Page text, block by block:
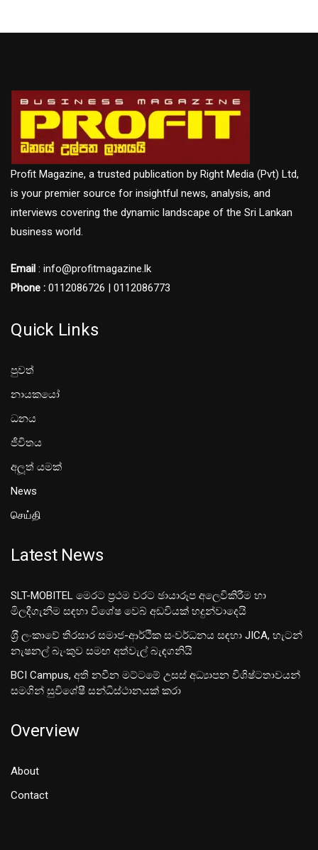
Profit Magazine, a trusted publication by Right Media (Pvt) Ltd,
is your premier source for insightful news, analysis, and
interviews covering the dynamic landscape of the Sri Lankan
business world.
Email : info@profitmagazine.lk
Phone : 0112086726 | 0112086773
Quick Links
පුවත්
නායකයෝ
ධනය
ජීවිතය
අලූත් යමක්
News
செய்தி
Latest News
SLT-MOBITEL මෙරට ප්‍රථම වරට ඡායාරූප අලෙවිකිරීම හා
මිලදීගැනීම සඳහා විශේෂ වෙබ් අඩවියක් හදුන්වාදෙයි
ශ‍්‍රී ලංකාවේ තිරසාර සමාජ-ආර්ථික සංවර්ධනය සඳහා JICA, හැටන්
නැෂනල් බැංකුව සමඟ අත්වැල් බැඳගනියි
BCI Campus, අති නවීන මට්ටමේ උසස් අධ්‍යාපන විශිෂ්ටතාවයන්
සමගින් සුවිශේෂී සන්ධිස්ථානයක් කරා
Overview
About
Contact